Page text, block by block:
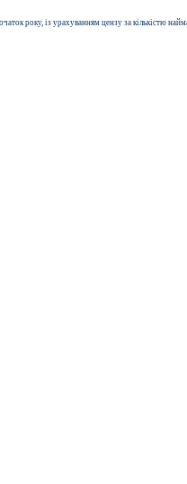
року, із урахуванням цензу за кількістю